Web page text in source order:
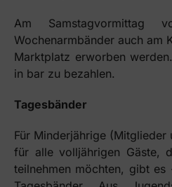
Am Samstagvormittag
Wochenarmbänder auch am
Marktplatz erworben
in bar zu bezahlen.
Tagesbänder
Für Minderjährige
für alle volljährigen Gäste,
teilnehmen möchten, gibt